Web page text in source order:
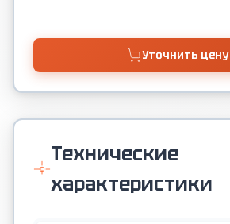
Уточнить цену
Технические
характеристики